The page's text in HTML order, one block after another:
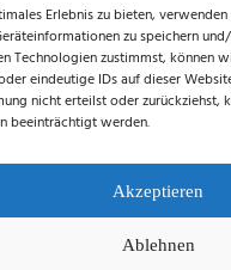
Erlebnis zu bieten,
zu speichern
Technologien zustimmst, können
eindeutige IDs auf dieser
nicht erteilst oder zurückziehst,
beeinträchtigt werden.
Akzeptieren
Ablehnen
jederzeit für die Zukunft per E-
widerrufen.)